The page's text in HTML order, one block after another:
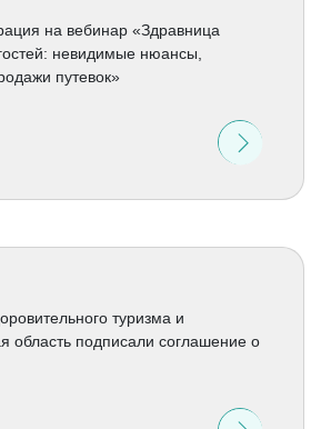
на вебинар «Здравница
невидимые нюансы,
путевок»
туризма и
область подписали соглашение о